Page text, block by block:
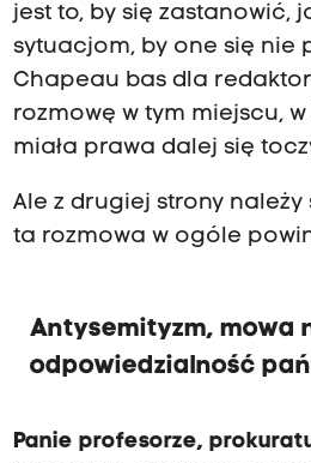
jest to, by się zastanowić,
sytuacjom, by one się nie
Chapeau bas dla
rozmowę w tym miejscu,
miała prawa dalej się
Ale z drugiej strony należy
ta rozmowa w ogóle
Antysemityzm, mowa
odpowiedzialność
Panie profesorze,